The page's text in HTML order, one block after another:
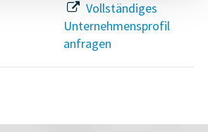
Vollständiges
Unternehmensprofil
anfragen